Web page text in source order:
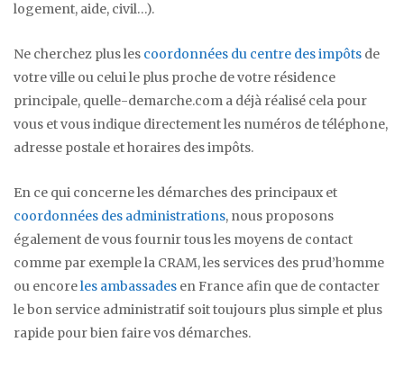
logement, aide, civil…).
Ne cherchez plus les coordonnées du centre des impôts de
votre ville ou celui le plus proche de votre résidence
principale, quelle-demarche.com a déjà réalisé cela pour
vous et vous indique directement les numéros de téléphone,
adresse postale et horaires des impôts.
En ce qui concerne les démarches des principaux et
coordonnées des administrations, nous proposons
également de vous fournir tous les moyens de contact
comme par exemple la CRAM, les services des prud’homme
ou encoreles ambassades en France afin que de contacter
le bon service administratif soit toujours plus simple et plus
rapide pour bien faire vos démarches.